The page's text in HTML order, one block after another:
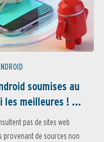
soumises au
les meilleures ! ...
pas de sites web
provenant de sources non